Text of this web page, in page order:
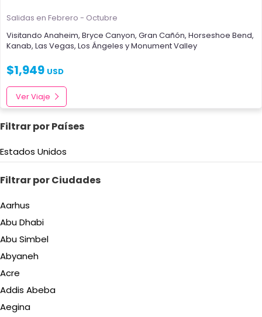
Filtrar por Países
Estados Unidos
Filtrar por Ciudades
Aarhus
Abu Dhabi
Abu Simbel
Abyaneh
Acre
Addis Abeba
Aegina
Salidas en Febrero - Octubre
Visitando Anaheim, Bryce Canyon, Gran Cañón, Horseshoe Bend,
Kanab, Las Vegas, Los Ángeles yMonument Valley
$1,949 USD
Ver Viaje